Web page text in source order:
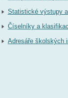
Statistické výstupy
Číselníky a
Adresáře školských